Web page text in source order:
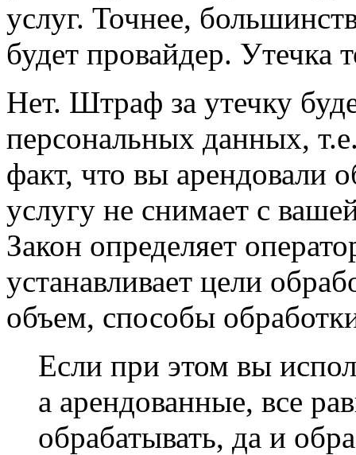
услуг. Точнее,
будет провайдер. Утечка
Нет. Штраф за утечку
персональных данных,
факт, что вы арендовали
услугу не снимает с
Закон определяет
устанавливает цели
объем, способы
Если при этом вы
а арендованные, все
обрабатывать, да и